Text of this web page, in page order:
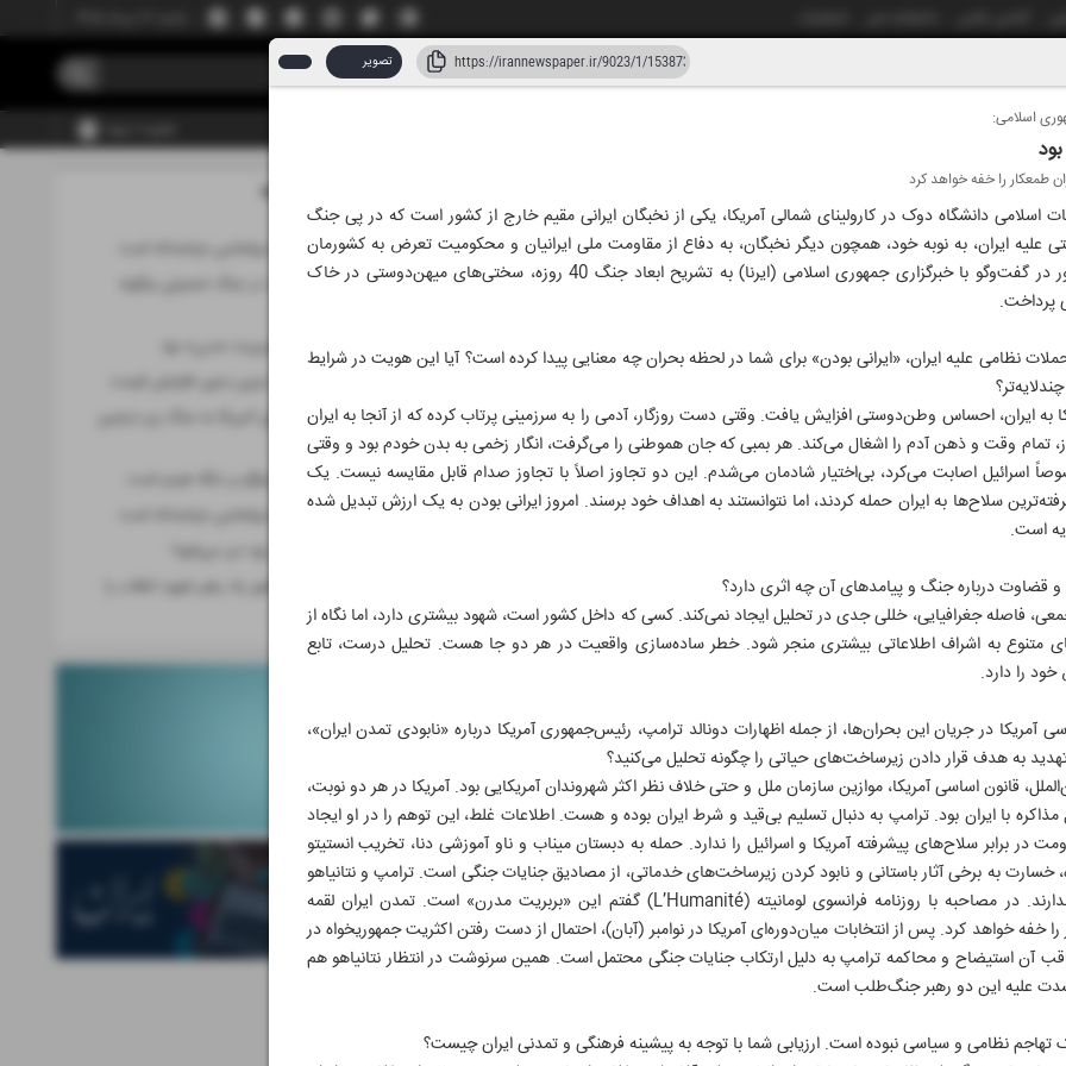
دستیار هوش مصنوعی
تصویر
اسلامی:
طمعکار را خفه خواهد کرد
اسلامی دانشگاه دوک در کارولینای شمالی آمریکا، یکی از نخبگان ایرانی مقیم خارج از کشور است که در پی جنگ
علیه ایران، به نوبه خود، همچون دیگر نخبگان، به دفاع از مقاومت ملی ایرانیان و محکومیت تعرض به کشورمان
پرداخت. در همین چهارچوب، کدیور در گفت‌و‌گو با خبرگزاری جمهوری اسلامی (ایرنا) به تشریح ابعاد جنگ 40 روزه، سختی‌های میهن‌دوستی در خاک
پرداخت.
نظامی علیه ایران، «ایرانی بودن» برای شما در لحظه بحران چه معنایی پیدا کرده است؟ آیا این هویت در شرایط
به ایران، احساس وطن‌دوستی افزایش یافت. وقتی دست روزگار، آدمی را به سرزمینی پرتاب کرده که از آنجا به ایران
تمام وقت و ذهن آدم را اشغال می‌کند. هر بمبی که جان هموطنی را می‌گرفت، انگار زخمی به بدن خودم بود و وقتی
اسرائیل اصابت می‌کرد، بی‌اختیار شادمان می‌شدم. این دو تجاوز اصلاً با تجاوز صدام قابل مقایسه نیست. یک
سلاح‌ها به ایران حمله کردند، اما نتوانستند به اهداف خود برسند. امروز ایرانی بودن به یک ارزش تبدیل شده
است.
و قضاوت درباره جنگ و پیامدهای آن چه اثری دارد؟
فاصله جغرافیایی، خللی جدی در تحلیل ایجاد نمی‌کند. کسی که داخل کشور است، شهود بیشتری دارد، اما نگاه از
متنوع به اشراف اطلاعاتی بیشتری منجر شود. خطر ساده‌سازی واقعیت در هر دو جا هست. تحلیل درست، تابع
را دارد.
در جریان این بحران‌ها، از جمله اظهارات دونالد ترامپ، رئیس‌جمهوری آمریکا درباره «نابودی تمدن ایران»،
به هدف قرار دادن زیرساخت‌های حیاتی را چگونه تحلیل می‌کنید؟
قانون اساسی آمریکا، موازین سازمان ملل و حتی خلاف نظر اکثر شهروندان آمریکایی بود. آمریکا در هر دو نوبت،
با ایران بود. ترامپ به دنبال تسلیم بی‌قید و شرط ایران بوده و هست. اطلاعات غلط، این توهم را در او ایجاد
در برابر سلاح‌های پیشرفته آمریکا و اسرائیل را ندارد. حمله به دبستان میناب و ناو آموزشی دنا، تخریب انستیتو
خسارت به برخی آثار باستانی و نابود کردن زیرساخت‌های خدماتی، از مصادیق جنایات جنگی است. ترامپ و نتانیاهو
از ارتکاب جنایت جنگی واهمه‌ای ندارند. در مصاحبه با روزنامه فرانسوی لومانیته (L’Humanité) گفتم این «بربریت مدرن» است. تمدن ایران لقمه
خفه خواهد کرد. پس از انتخابات میان‌دوره‌ای آمریکا در نوامبر (آبان)، احتمال از دست رفتن اکثریت جمهوریخواه در
آن استیضاح و محاکمه ترامپ به دلیل ارتکاب جنایات جنگی محتمل است. همین سرنوشت در انتظار نتانیاهو هم
علیه این دو رهبر جنگ‌طلب است.
نظامی و سیاسی نبوده است. ارزیابی شما با توجه به پیشینه فرهنگی و تمدنی ایران چیست؟
و بیست و سه مطالب این صفحه
ترجیح عقلانی، دیپلماسی عزتمندانه است
واردات و صادرات در جنگ تحمیلی چگونه
حمله به ایران «بربریت مدرن» بود
نگاه دموکرات‌های آمریکا به جنگ زیر ذره‌بین
«ایران»
تمرکز اصلی گفت‌وگو بر تنگه هرمز است
ترجیح عقلانی، دیپلماسی عزتمندانه است
نخبگان علمی کشور یاد رهبر شهید انقلاب را
گرامی داشتند